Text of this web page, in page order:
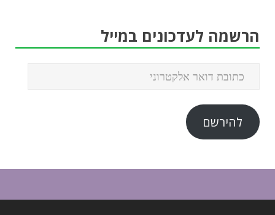
הרשמה לעדכונים במייל
להירשם